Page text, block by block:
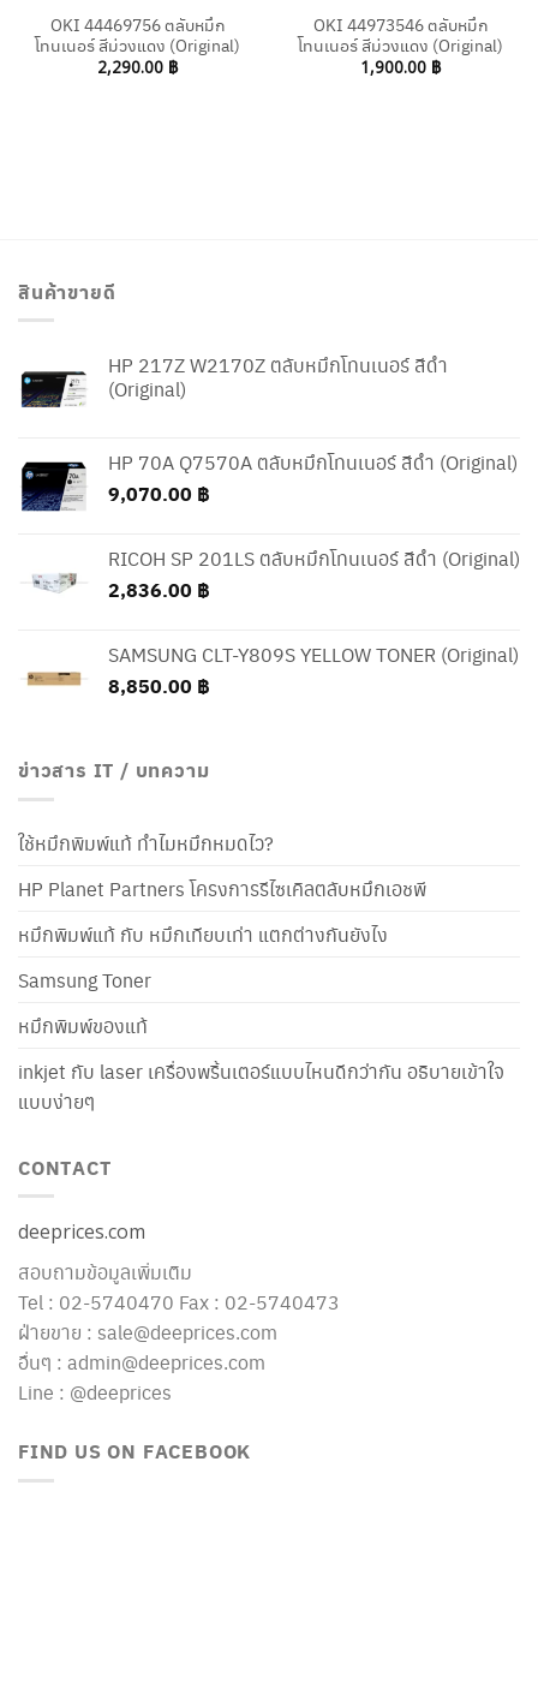
OKI 44469756 ตลับหมึก
โทนเนอร์ สีม่วงแดง (Original)
2,290.00 ฿
OKI 44973546 ตลับหมึก
โทนเนอร์ สีม่วงแดง (Original)
1,900.00 ฿
สินค้าขายดี
HP 217Z W2170Z ตลับหมึกโทนเนอร์ สีดำ
(Original)
HP 70A Q7570A ตลับหมึกโทนเนอร์ สีดำ (Original)
9,070.00 ฿
RICOH SP 201LS ตลับหมึกโทนเนอร์ สีดำ (Original)
2,836.00 ฿
SAMSUNG CLT-Y809S YELLOW TONER (Original)
8,850.00 ฿
ข่าวสาร IT / บทความ
ใช้หมึกพิมพ์แท้ ทำไมหมึกหมดไว?
HP Planet Partners โครงการรีไซเคิลตลับหมึกเอชพี
หมึกพิมพ์แท้ กับ หมึกเทียบเท่า แตกต่างกันยังไง
Samsung Toner
หมึกพิมพ์ของแท้
inkjet กับ laser เครื่องพริ้นเตอร์แบบไหนดีกว่ากัน อธิบายเข้าใจ
แบบง่ายๆ
CONTACT
deeprices.com
สอบถามข้อมูลเพิ่มเติม
Tel : 02-5740470 Fax : 02-5740473
ฝ่ายขาย : sale@deeprices.com
อื่นๆ : admin@deeprices.com
Line : @deeprices
FIND US ON FACEBOOK